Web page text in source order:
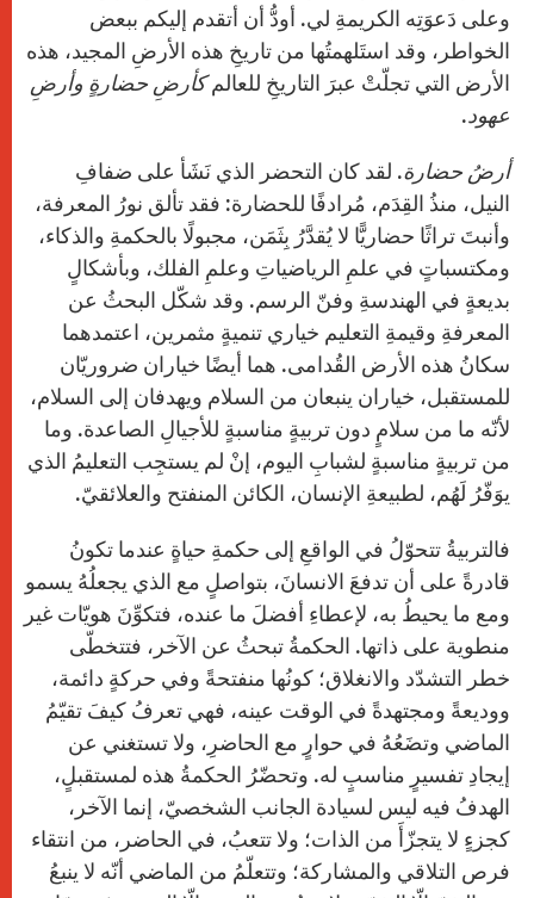
وعلى دَعوَتِه الكريمةِ لي. أودُّ أن أتقدم إليكم ببعض
الخواطر، وقد استَلهمتُها من تاريخِ هذه الأرضِ المجيد، هذه
الأرض التي تجلّتْ عبرَ التاريخِ للعالمكأرضِ حضارةٍ وأرضِ
عهود.
أرضُ حضارة. لقد كان التحضر الذي نَشَأ على ضفافِ
النيل، منذُ القِدَم، مُرادفًا للحضارة: فقد تألق نورُ المعرفة،
وأنبتَ تراثًا حضاريًّا لا يُقدَّرُ بِثَمَن، مجبولًا بالحكمةِ والذكاء،
ومكتسباتٍ في علمِ الرياضياتِ وعلمِ الفلك، وبأشكالٍ
بديعةٍ في الهندسةِ وفنّ الرسم. وقد شكّل البحثُ عن
المعرفةِ وقيمةِ التعليم خياري تنميةٍ مثمرين، اعتمدهما
سكانُ هذه الأرض القُدامى. هما أيضًا خياران ضروريّان
للمستقبل، خياران ينبعان من السلام ويهدفان إلى السلام،
لأنّه ما من سلامٍ دون تربيةٍ مناسبةٍ للأجيالِ الصاعدة. وما
من تربيةٍ مناسبةٍ لشبابِ اليوم، إنْ لم يستجِب التعليمُ الذي
يوَفّرُ لَهُم، لطبيعةِ الإنسان، الكائن المنفتح والعلائقيّ.
فالتربيةُ تتحوّلُ في الواقعِ إلى حكمةِ حياةٍ عندما تكونُ
قادرةً على أن تدفعَ الانسانَ، بتواصلٍ مع الذي يجعلُهُ يسمو
ومع ما يحيطُ به، لإعطاءِ أفضلَ ما عنده، فتكوِّنَ هويّات غير
منطوية على ذاتها. الحكمةُ تبحثُ عن الآخر، فتتخطّى
خطر التشدّد والانغلاق؛ كونُها منفتحةً وفي حركةٍ دائمة،
ووديعةً ومجتهدةً في الوقت عينه، فهي تعرفُ كيفَ تقيّمُ
الماضي وتضَعُهُ في حوارٍ مع الحاضرِ، ولا تستغني عن
إيجادِ تفسيرٍ مناسبٍ له. وتحضّرُ الحكمةُ هذه لمستقبلٍ،
الهدفُ فيه ليس لسيادة الجانب الشخصيّ، إنما الآخر،
كجزءٍ لا يتجزّأَ من الذات؛ ولا تتعبُ، في الحاضر، من انتقاء
فرص التلاقي والمشاركة؛ وتتعلّمُ من الماضي أنّه لا ينبعُ